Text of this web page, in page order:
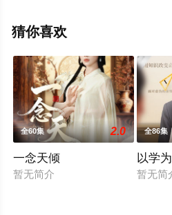
电视猫或剧情网等平台了解。
猜你喜欢
全60集 2.0
一念天倾
暂无简介
全86集
以学
暂无简